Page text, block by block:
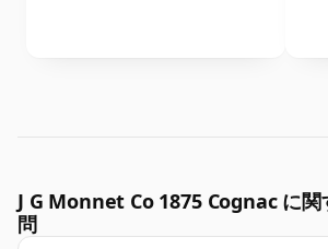
J G Monnet Co 1875 Cognac に関
問